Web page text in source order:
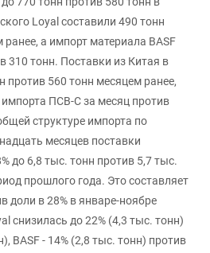
Loyal составили 490 тонн
а импорт материала BASF
310 тонн. Поставки из Китая в
против 560 тонн месяцем ранее,
импорта ПСВ-С за месяц против
структуре импорта по
месяцев поставки
до 6,8 тыс. тонн против 5,7 тыс.
прошлого года. Это составляет
доли в 28% в январе-ноябре
снизилась до 22% (4,3 тыс. тонн)
BASF - 14% (2,8 тыс. тонн) против